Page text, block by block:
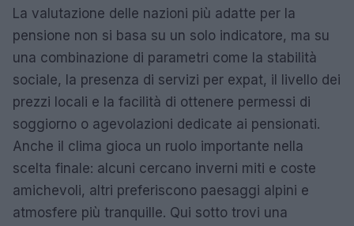
La valutazione delle nazioni più adatte per la
pensione non si basa su un solo indicatore, ma su
una combinazione di parametri come la stabilità
sociale, la presenza di servizi per expat, il livello dei
prezzi locali e la facilità di ottenere permessi di
soggiorno o agevolazioni dedicate ai pensionati.
Anche il clima gioca un ruolo importante nella
scelta finale: alcuni cercano inverni miti e coste
amichevoli, altri preferiscono paesaggi alpini e
atmosfere più tranquille. Qui sotto trovi una